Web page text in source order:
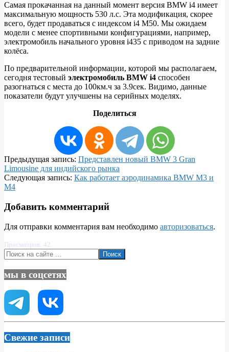
Самая прокачанная на данный момент версия BMW i4 имеет
максимальную мощность 530 л.с. Эта модификация, скорее
всего, будет продаваться с индексом i4 M50. Мы ожидаем
модели с менее спортивными конфигурациями, например,
электромобиль начального уровня i435 с приводом на задние
колёса.
По предварительной информации, которой мы располагаем,
сегодня тестовый электромобиль BMW i4 способен
разогнаться с места до 100км.ч за 3.9сек. Видимо, данные
показатели будут улучшены на серийных моделях.
Поделиться
2021-
01-
23
Предыдущая запись: Представлен новый BMW 3 Gran
Limousine для индийского рынка
Следующая запись: Как работает аэродинамика BMW M3 и
M4
Добавить комментарий
Для отправки комментария вам необходимо авторизоваться.
Просмотров: 42
Поиск
мы в соцсетях
Свежие записи